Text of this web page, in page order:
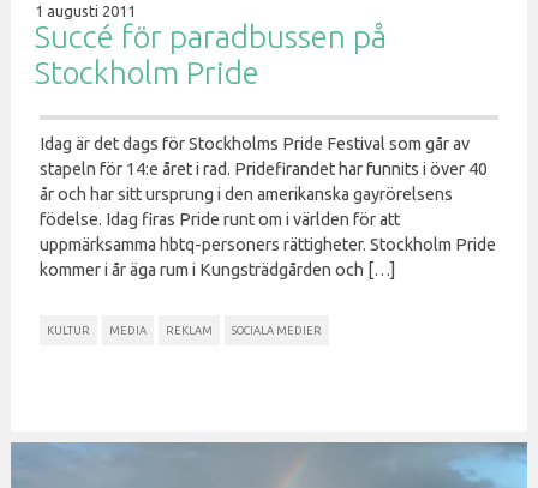
1 augusti 2011
Succé för paradbussen på
Stockholm Pride
Idag är det dags för Stockholms Pride Festival som går av
stapeln för 14:e året i rad. Pridefirandet har funnits i över 40
år och har sitt ursprung i den amerikanska gayrörelsens
födelse. Idag firas Pride runt om i världen för att
uppmärksamma hbtq-personers rättigheter. Stockholm Pride
kommer i år äga rum i Kungsträdgården och […]
KULTUR MEDIA REKLAM SOCIALA MEDIER